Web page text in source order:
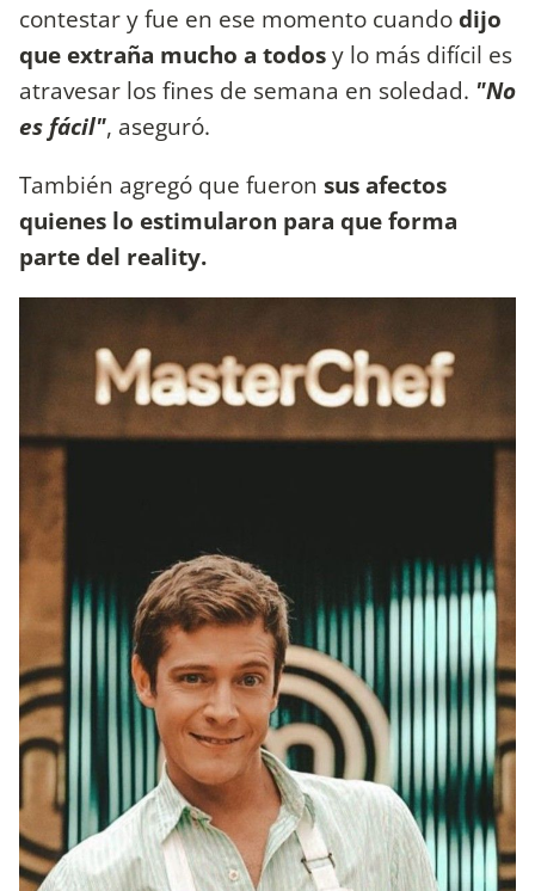
contestar y fue en ese momento cuandodijo
que extraña mucho a todosy lo más difícil es
atravesar los fines de semana en soledad. "No
es fácil", aseguró.
También agregó que fueron sus afectos
quienes lo estimularon para que forma
parte del reality.